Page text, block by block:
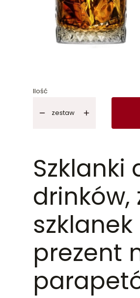
Ilość
zestaw
Szklanki
drinków,
prezent